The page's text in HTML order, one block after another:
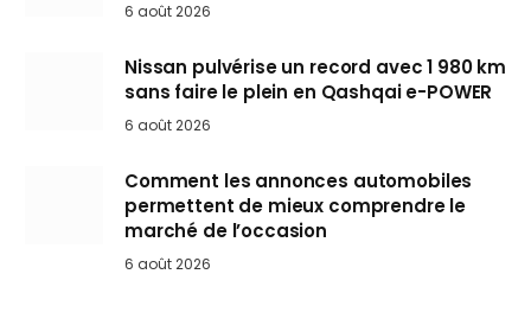
6 août 2026
Nissan pulvérise un record avec 1 980 km
sans faire le plein en Qashqai e-POWER
6 août 2026
Comment les annonces automobiles
permettent de mieux comprendre le
marché de l’occasion
6 août 2026